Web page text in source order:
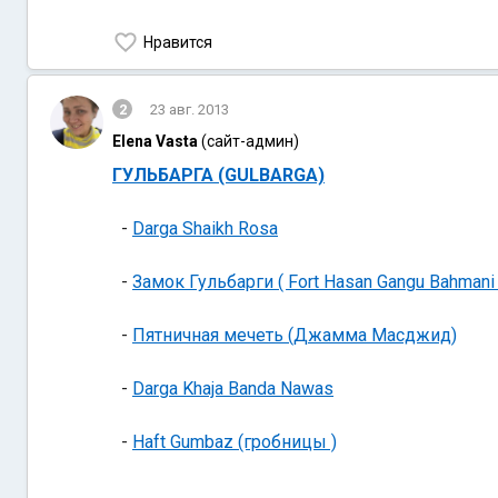
Нравится
2 23 авг. 2013
Elena Vasta (сайт-админ)
ГУЛЬБАРГА (GULBARGA)
- Darga Shaikh Rosa
- Замок Гульбарги ( Fort Hasan Gangu Bahmani
- Пятничная мечеть (Джамма Масджид)
- Darga Khaja Banda Nawas
- Haft Gumbaz (гробницы )